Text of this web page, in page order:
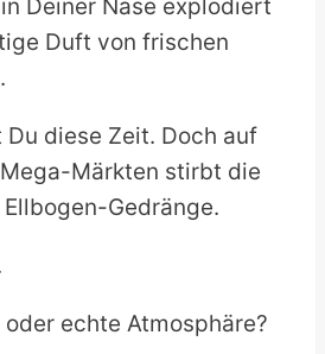
Deiner Nase explodiert
Duft von frischen
diese Zeit. Doch auf
Märkten stirbt die
Gedränge.
echte Atmosphäre?